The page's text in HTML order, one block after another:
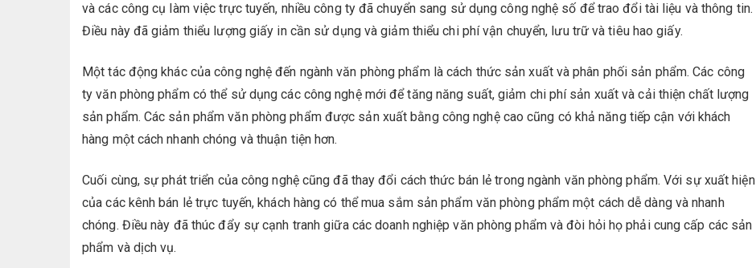
và các công cụ làm việc trực tuyến, nhiều công ty đã chuyển sang sử dụng công nghệ số để trao đổi tài liệu và thông tin.
Điều này đã giảm thiểu lượng giấy in cần sử dụng và giảm thiểu chi phí vận chuyển, lưu trữ và tiêu hao giấy.
Một tác động khác của công nghệ đến ngành văn phòng phẩm là cách thức sản xuất và phân phối sản phẩm. Các công
ty văn phòng phẩm có thể sử dụng các công nghệ mới để tăng năng suất, giảm chi phí sản xuất và cải thiện chất lượng
sản phẩm. Các sản phẩm văn phòng phẩm được sản xuất bằng công nghệ cao cũng có khả năng tiếp cận với khách
hàng một cách nhanh chóng và thuận tiện hơn.
Cuối cùng, sự phát triển của công nghệ cũng đã thay đổi cách thức bán lẻ trong ngành văn phòng phẩm. Với sự xuất hiện
của các kênh bán lẻ trực tuyến, khách hàng có thể mua sắm sản phẩm văn phòng phẩm một cách dễ dàng và nhanh
chóng. Điều này đã thúc đẩy sự cạnh tranh giữa các doanh nghiệp văn phòng phẩm và đòi hỏi họ phải cung cấp các sản
phẩm và dịch vụ.